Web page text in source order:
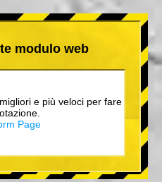
modulo web
e più veloci per fare
Page